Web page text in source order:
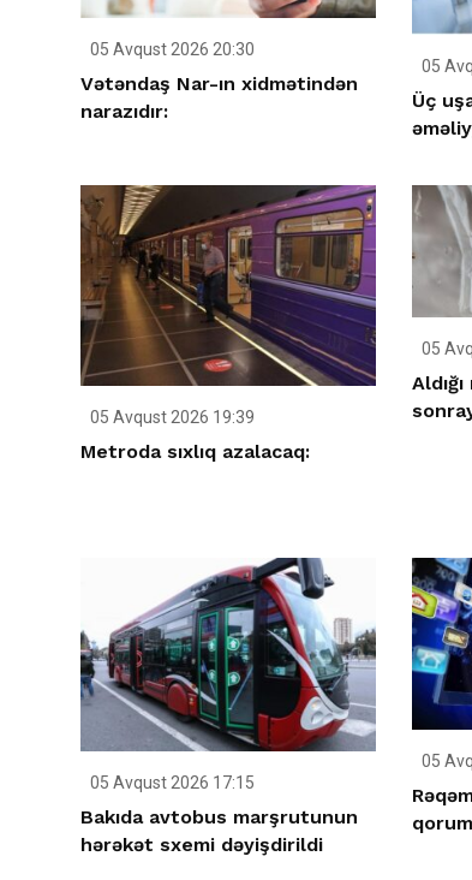
05 Avqust 2026 20:30
Vətəndaş Nar-ın xidmətindən
narazıdır:
05
Üç
05 Avqust 2026 19:39
Metroda sıxlıq azalacaq:
05
05 Avqust 2026 17:15
Bakıda avtobus marşrutunun
hərəkət sxemi dəyişdirildi
05